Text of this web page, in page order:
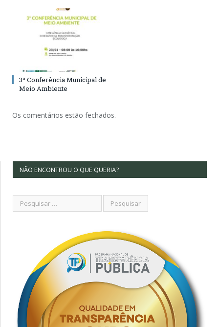
3ª Conferência Municipal de
Meio Ambiente
Os comentários estão fechados.
NÃO ENCONTROU O QUE QUERIA?